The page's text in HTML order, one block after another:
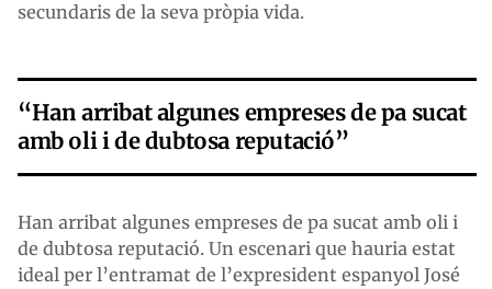
secundaris de la seva pròpia vida.
“Han arribat algunes empreses de pa sucat
amb oli i de dubtosa reputació”
Han arribat algunes empreses de pa sucat amb oli i
de dubtosa reputació. Un escenari que hauria estat
ideal per l’entramat de l’expresident espanyol José